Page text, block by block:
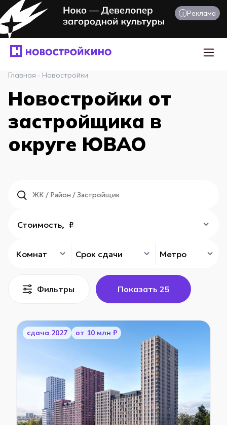
i Реклама
Главная · Новостройки
Новостройки от
застройщика в
округе ЮВАО
Комнат
Стоимость, ₽
Срок сдачи Метро
Фильтры Показать 25
cдача 2027 от 10 млн ₽